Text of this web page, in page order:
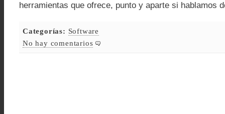
herramientas que ofrece, punto y aparte si hablamos
Categorías: Software
No hay comentarios